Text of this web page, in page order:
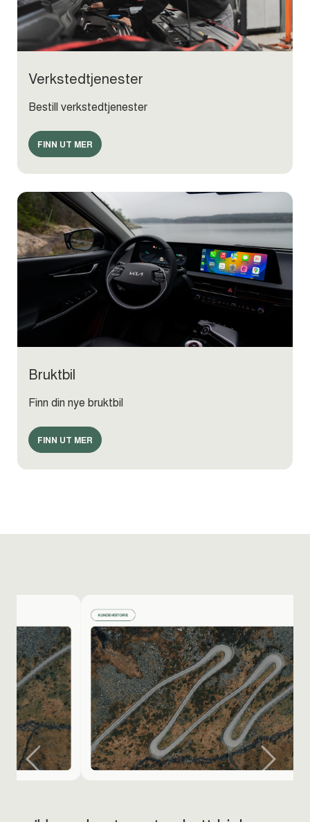
Verkstedtjenester
Bestill verkstedtjenester
FINN UT MER
Bruktbil
Finn din nye bruktbil
FINN UT MER
FORRIGE NESTE